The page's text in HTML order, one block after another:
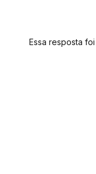
Essa resposta foi